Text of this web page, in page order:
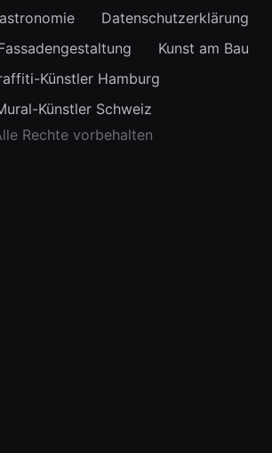
Datenschutzerklärung
Kunst am Bau
Künstler Hamburg
Künstler Schweiz
Rechte vorbehalten